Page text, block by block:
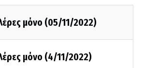
μόνο (05/11/2022)
μόνο (4/11/2022)